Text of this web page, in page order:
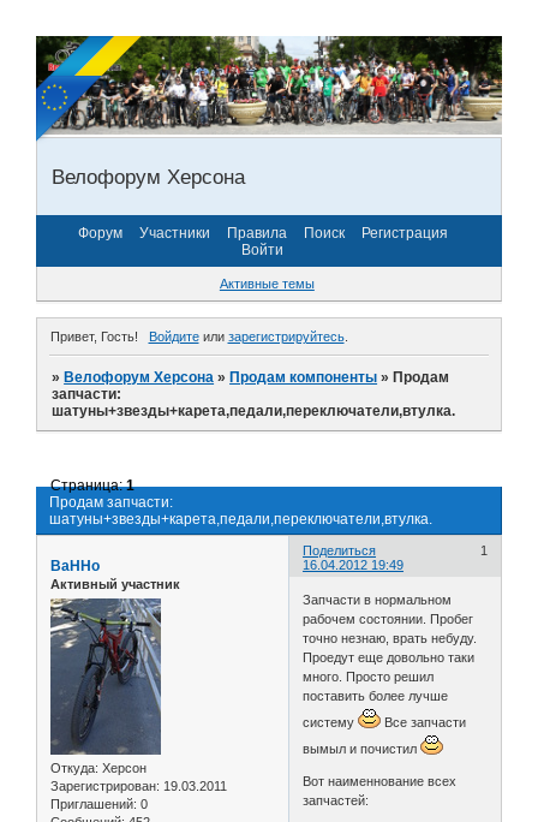
Велофорум Херсона
Форум Участники Правила Поиск
Регистрация
Войти
Активные темы
Привет, Гость! Войдитеили зарегистрируйтесь.
»Велофорум Херсона »Продам компоненты »Продам
запчасти:
шатуны+звезды+карета,педали,переключатели,втулка.
Продам запчасти:
шатуны+звезды+карета,педали,переключатели,втулка.
Страница:1
Поделиться
1
16.04.2012 19:49
BaHHo
Активный участник
Откуда: Херсон
Зарегистрирован: 19.03.2011
Приглашений: 0
Запчасти в нормальном
рабочем состоянии. Пробег
точно незнаю, врать небуду.
Проедут еще довольно таки
много. Просто решил
поставить более лучше
систему
Все запчасти
вымыл и почистил
Вот наименнование всех
запчастей: